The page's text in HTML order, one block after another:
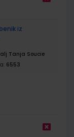
iz
Tanja Soucie
6553